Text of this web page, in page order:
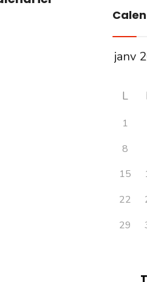
L
1
8
15
22
29